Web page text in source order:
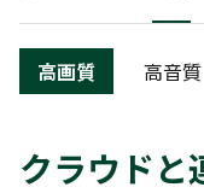
高画質 高音質
クラウドと